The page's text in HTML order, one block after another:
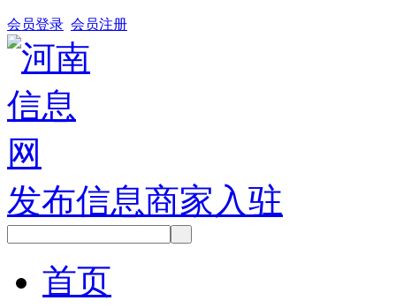
会员登录 会员注册
发布信息商家入驻
首页